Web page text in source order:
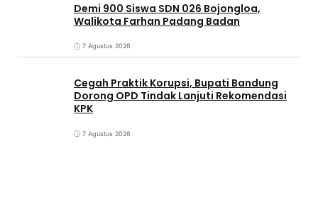
Demi 900 Siswa SDN 026 Bojongloa,
Walikota Farhan Padang Badan
7 Agustus 2026
Cegah Praktik Korupsi, Bupati Bandung
Dorong OPD Tindak Lanjuti Rekomendasi
KPK
7 Agustus 2026